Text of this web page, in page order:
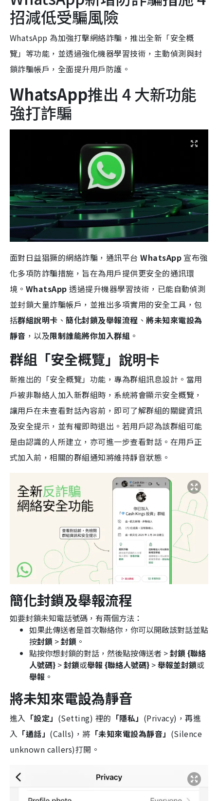
招減低受騙風險
WhatsApp 為加強打擊網絡詐騙，推出全新「安全概
覽」等功能，並透過強化機器學習技術，主動偵測與封
鎖詐騙帳戶，全面提升用戶防護。
WhatsApp推出 4 大新功能
強打詐騙
面對日益猖獗的網絡詐騙，通訊平台WhatsApp 宣布強
化多項防詐騙措施，旨在為用戶提供更安全的通訊環
境。 WhatsApp 透過提升機器學習技術，已能自動偵測
並封鎖大量詐騙帳戶，並推出多項實用的安全工具，包
括群組說明卡 、簡化封鎖及舉報流程 、將未知來電設為
靜音 ，以及限制誰能將你加入群組 。
群組「安全概覽」說明卡
新推出的「安全概覽」功能，專為群組訊息設計。當用
戶被非聯絡人加入新群組時，系統將會顯示安全概覽，
讓用戶在未查看對話內容前，即可了解群組的關鍵資訊
及安全提示，並有權即時退出。若用戶認為該群組可能
是由認識的人所建立，亦可進一步查看對話。在用戶正
式加入前，相關的群組通知將維持靜音狀態。
簡化封鎖及舉報流程
如要封鎖未知電話號碼，有兩個方法：
如果此傳送者是首次聯絡你，你可以開啟該對話並點
按封鎖 >封鎖 。
點按你想封鎖的對話，然後點按傳送者 >封鎖 {聯絡
人號碼} >封鎖或舉報 {聯絡人號碼} >舉報並封鎖或
舉報 。
將未知來電設為靜音
進入 「設定」 (Setting) 裡的 「隱私」 (Privacy)，再進
入 「通話」 (Calls)，將 「未知來電設為靜音」 (Silence
unknown callers)打開。